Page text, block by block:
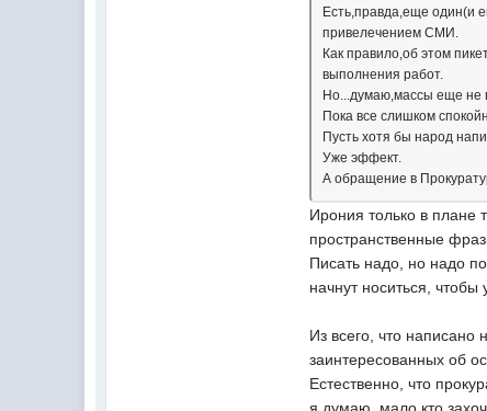
Есть,правда,еще один(и
привелечением СМИ.
Как правило,об этом
выполнения работ.
Но...думаю,массы еще не
Пока все слишком
Пусть хотя бы народ
Уже эффект.
А обращение в
Ирония только в плане
пространственные
Писать надо, но надо
начнут носиться, чтобы
Из всего, что
заинтересованных об
Естественно, что